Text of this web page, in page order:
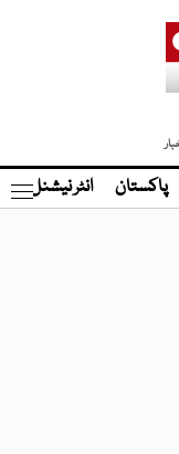
پاکستان انٹر نیشنل